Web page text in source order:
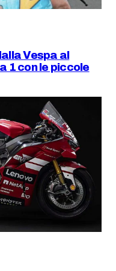
Vespa al
1 con le piccole